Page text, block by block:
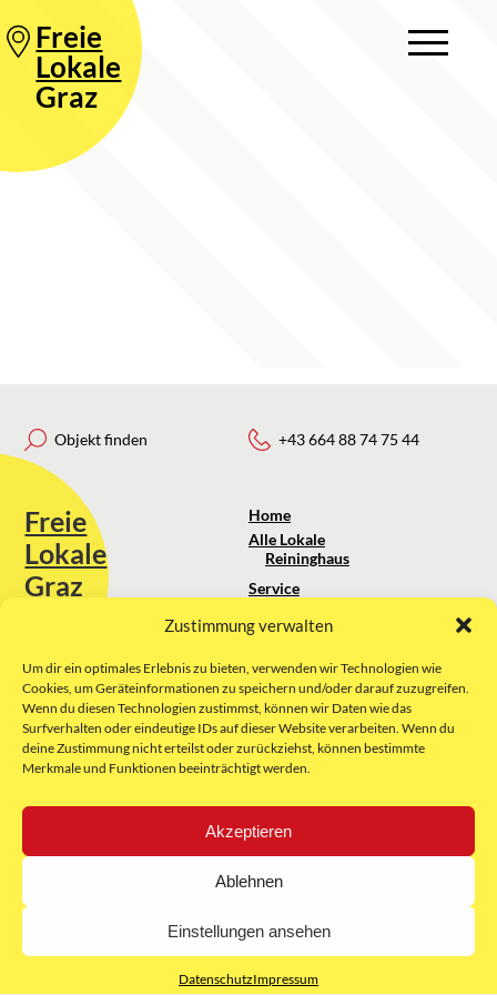
Zustimmung verwalten
Um dir ein optimales Erlebnis zu bieten, verwenden wir Technologien wie
Cookies, um Geräteinformationen zu speichern und/oder darauf zuzugreifen.
Wenn du diesen Technologien zustimmst, können wir Daten wie das
Surfverhalten oder eindeutige IDs auf dieser Website verarbeiten. Wenn du
deine Zustimmung nicht erteilst oder zurückziehst, können bestimmte
Merkmale und Funktionen beeinträchtigt werden.
Akzeptieren
Ablehnen
Einstellungen ansehen
DatenschutzImpressum
Freie
Lokale
Graz
Objekt finden
Freie
Lokale
Graz
Sie erreichen uns unter:
kontakt@freielokale-graz.at
Website by Rubikon Werbeagentur
GmbH
+43 664 88 74 75 44
Home
Alle Lokale
Reininghaus
Service
Über uns
Impressum
AGB
Datenschutz
E-Mail